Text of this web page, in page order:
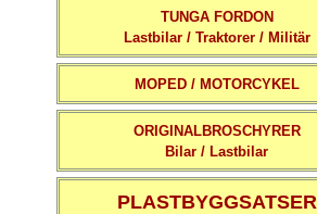
TUNGA FORDON
Lastbilar / Traktorer / Militär
MOPED / MOTORCYKEL
ORIGINALBROSCHYRER
Bilar / Lastbilar
PLASTBYGGSATSER